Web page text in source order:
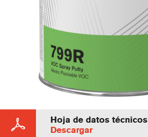
Hoja de datos técnicos
Descargar